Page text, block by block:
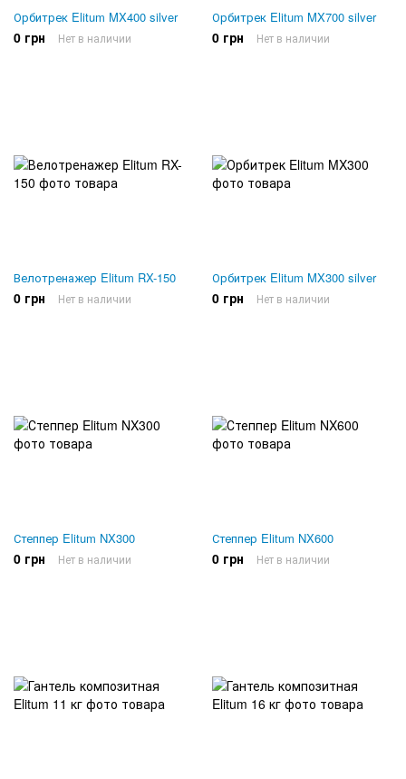
Орбитрек Elitum MX400 silver
0 грн Нет в наличии
Орбитрек Elitum MX700 silver
0 грн Нет в наличии
Велотренажер Elitum RX-150
0 грн Нет в наличии
Орбитрек Elitum MX300 silver
0 грн Нет в наличии
Степпер Elitum NX300
0 грн Нет в наличии
Степпер Elitum NX600
0 грн Нет в наличии